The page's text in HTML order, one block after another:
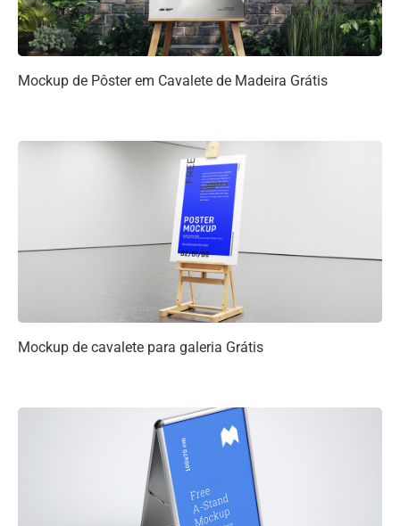
Mockup de Pôster em Cavalete de Madeira Grátis
Mockup de cavalete para galeria Grátis